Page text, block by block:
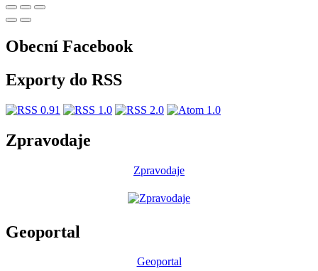
Obecní Facebook
Exporty do RSS
Zpravodaje
Zpravodaje
Geoportal
Geoportal